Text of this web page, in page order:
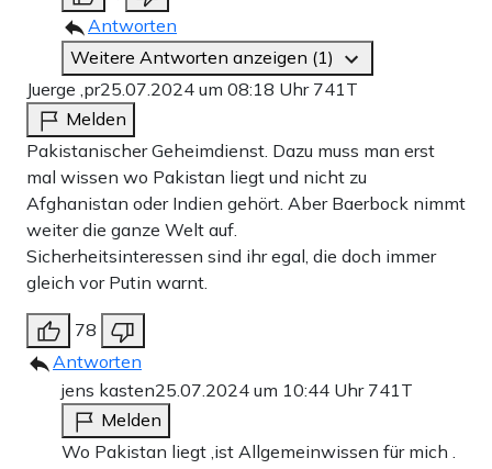
Antworten
Weitere Antworten anzeigen (1)
Juerge ,pr25.07.2024 um 08:18 Uhr 741T
Melden
Pakistanischer Geheimdienst. Dazu muss man erst
mal wissen wo Pakistan liegt und nicht zu
Afghanistan oder Indien gehört. Aber Baerbock nimmt
weiter die ganze Welt auf.
Sicherheitsinteressen sind ihr egal, die doch immer
gleich vor Putin warnt.
78
Antworten
jens kasten25.07.2024 um 10:44 Uhr 741T
Melden
Wo Pakistan liegt ,ist Allgemeinwissen für mich .